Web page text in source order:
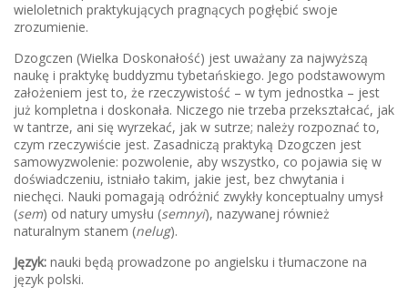
wieloletnich praktykujących pragnących pogłębić swoje
zrozumienie.
Dzogczen (Wielka Doskonałość) jest uważany za najwyższą
naukę i praktykę buddyzmu tybetańskiego. Jego podstawowym
założeniem jest to, że rzeczywistość – w tym jednostka – jest
już kompletna i doskonała. Niczego nie trzeba przekształcać, jak
w tantrze, ani się wyrzekać, jak w sutrze; należy rozpoznać to,
czym rzeczywiście jest. Zasadniczą praktyką Dzogczen jest
samowyzwolenie: pozwolenie, aby wszystko, co pojawia się w
doświadczeniu, istniało takim, jakie jest, bez chwytania i
niechęci. Nauki pomagają odróżnić zwykły konceptualny umysł
(sem) od natury umysłu (semnyi), nazywanej również
naturalnym stanem (nelug).
Język: nauki będą prowadzone po angielsku i tłumaczone na
język polski.